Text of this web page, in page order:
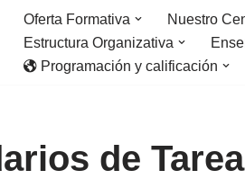
Oferta Formativa Nuestro
Estructura Organizativa
Programación y calificación
de